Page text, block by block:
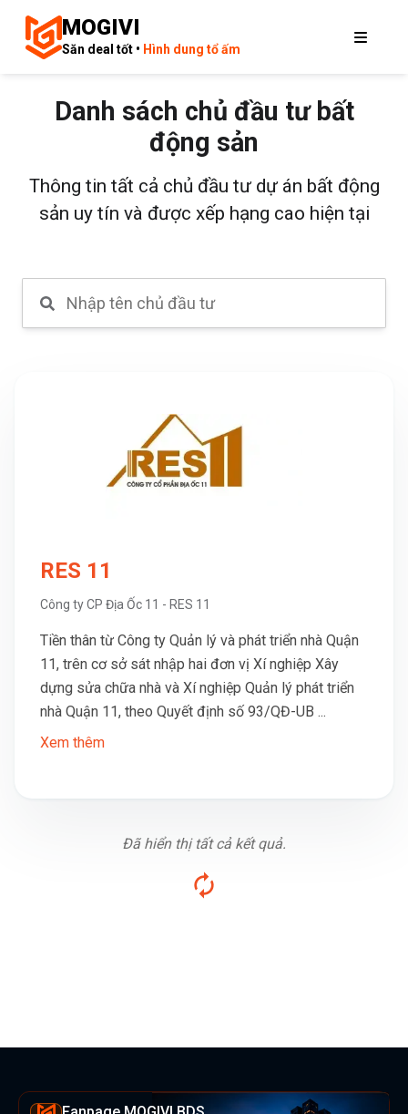
MOGIVI
Săn deal tốt • Hình dung tổ ấm
Danh sách chủ đầu tư bất
động sản
Thông tin tất cả chủ đầu tư dự án bất động
sản uy tín và được xếp hạng cao hiện tại
RES 11
Công ty CP Địa Ốc 11 - RES 11
Tiền thân từ Công ty Quản lý và phát triển nhà Quận
11, trên cơ sở sát nhập hai đơn vị Xí nghiệp Xây
dựng sửa chữa nhà và Xí nghiệp Quản lý phát triển
nhà Quận 11, theo Quyết định số 93/QĐ-UB ...
Xem thêm
Đã hiển thị tất cả kết quả.